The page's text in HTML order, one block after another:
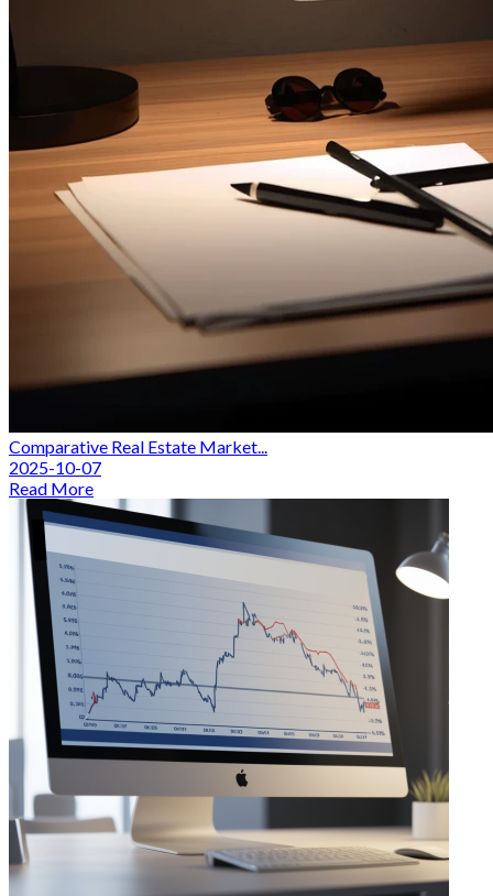
Comparative Real Estate Market...
2025-10-07
Read More